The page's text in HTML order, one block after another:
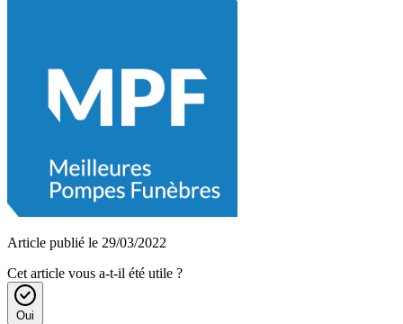
Article publié le 29/03/2022
Cet article vous a-t-il été utile ?
Oui